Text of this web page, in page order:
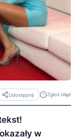
Udostępnij Zgłoś błąd
w